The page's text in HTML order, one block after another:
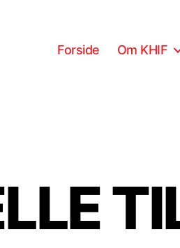
Forside Om KHIF